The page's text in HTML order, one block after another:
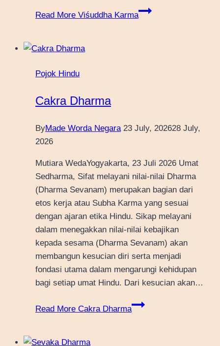
Read More Viśuddha Karma
Pojok Hindu
Cakra Dharma
ByMade Worda Negara 23 July, 202628 July,
2026
Mutiara WedaYogyakarta, 23 Juli 2026 Umat
Sedharma, Sifat melayani nilai-nilai Dharma
(Dharma Sevanam) merupakan bagian dari
etos kerja atau Subha Karma yang sesuai
dengan ajaran etika Hindu. Sikap melayani
dalam menegakkan nilai-nilai kebajikan
kepada sesama (Dharma Sevanam) akan
membangun kesucian diri serta menjadi
fondasi utama dalam mengarungi kehidupan
bagi setiap umat Hindu. Dari kesucian akan…
Read More Cakra Dharma